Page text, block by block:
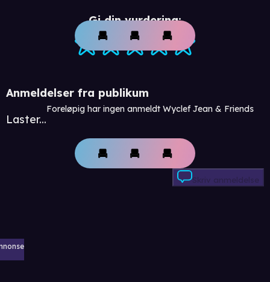
Gi din vurdering:
Anmeldelser fra publikum
Laster...
Foreløpig har ingen anmeldt Wyclef Jean & Friends
Skriv anmeldelse